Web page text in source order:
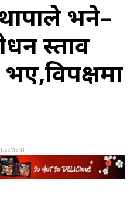
थापाले भने–
प्रस्ताव
भए,विपक्षमा